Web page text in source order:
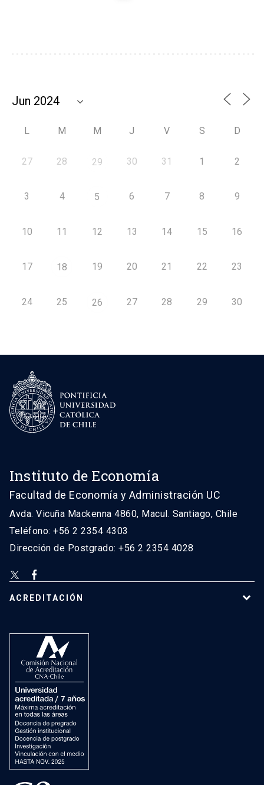
L M M J V S D
27 28 29 30 31 1 2
3 4 5 6 7 8 9
10 11 12 13 14 15 16
17 18 19 20 21 22 23
24 25 26 27 28 29 30
Instituto de Economía
Facultad de Economía y Administración UC
Avda. Vicuña Mackenna 4860, Macul. Santiago, Chile
Teléfono: +56 2 2354 4303
Dirección de Postgrado: +56 2 2354 4028
ACREDITACIÓN